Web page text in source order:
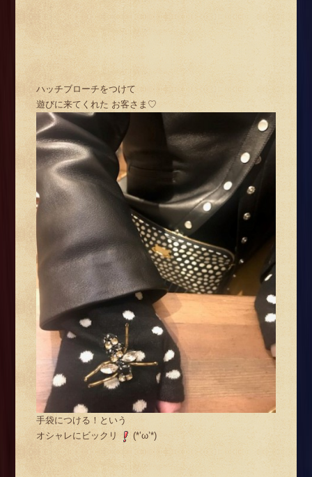
ハッチブローチをつけて
遊びに来てくれた お客さま♡
手袋につける！という
オシャレにビックリ
(*’ω’*)